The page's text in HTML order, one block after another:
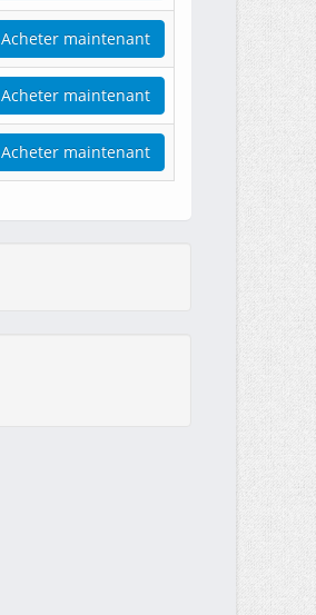
Acheter maintenant
Acheter maintenant
Acheter maintenant